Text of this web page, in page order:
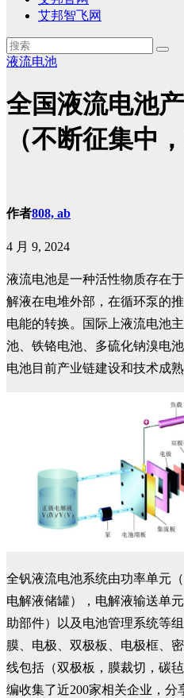
艾邦智飞网
液流电池
全国液流电池
（不断征集中
作者808, ab
4 月 9, 2024
液流电池是一种活性物质存在
解液在电堆外部，在循环泵的
电能的转换。国际上液流电池
池、铁铬电池、多硫化钠溴电
电池目前产业链建设和技术成熟
全钒液流电池系统由功率单元
电解液储罐），电解液输送单
助部件）以及电池管理系统等
膜、电极、双极板、电极框、
线包括（双极板，膜裁切，碳
编收集了近200家相关企业，分